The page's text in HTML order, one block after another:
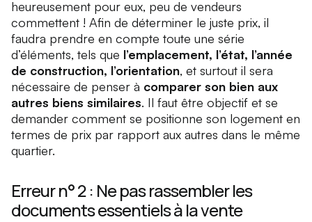
heureusement pour eux, peu de vendeurs
commettent ! Afin de déterminer le juste prix, il
faudra prendre en compte toute une série
d’éléments, tels que l’emplacement, l’état, l’année
de construction, l’orientation, et surtout il sera
nécessaire de penser à comparer son bien aux
autres biens similaires. Il faut être objectif et se
demander comment se positionne son logement en
termes de prix par rapport aux autres dans le même
quartier.
Erreur n° 2 : Ne pas rassembler les
documents essentiels à la vente